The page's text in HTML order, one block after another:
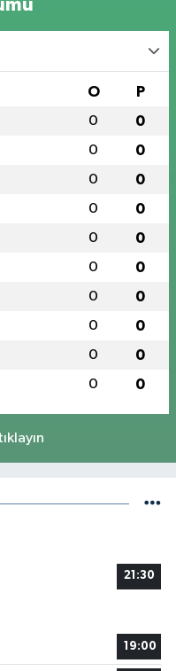
O P
0 0
0 0
0 0
0 0
0 0
0 0
0 0
0 0
0 0
0 0
21:30
19:00